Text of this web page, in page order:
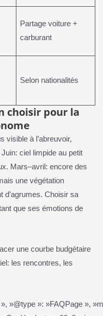
Partage voiture +
carburant
Selon nationalités
choisir pour la
visible à l’abreuvoir,
ciel limpide au petit
Mars–avril: encore des
une végétation
d’agrumes. Choisir sa
que ses émotions de
une courbe budgétaire
les rencontres, les
»@type »: »FAQPage »,